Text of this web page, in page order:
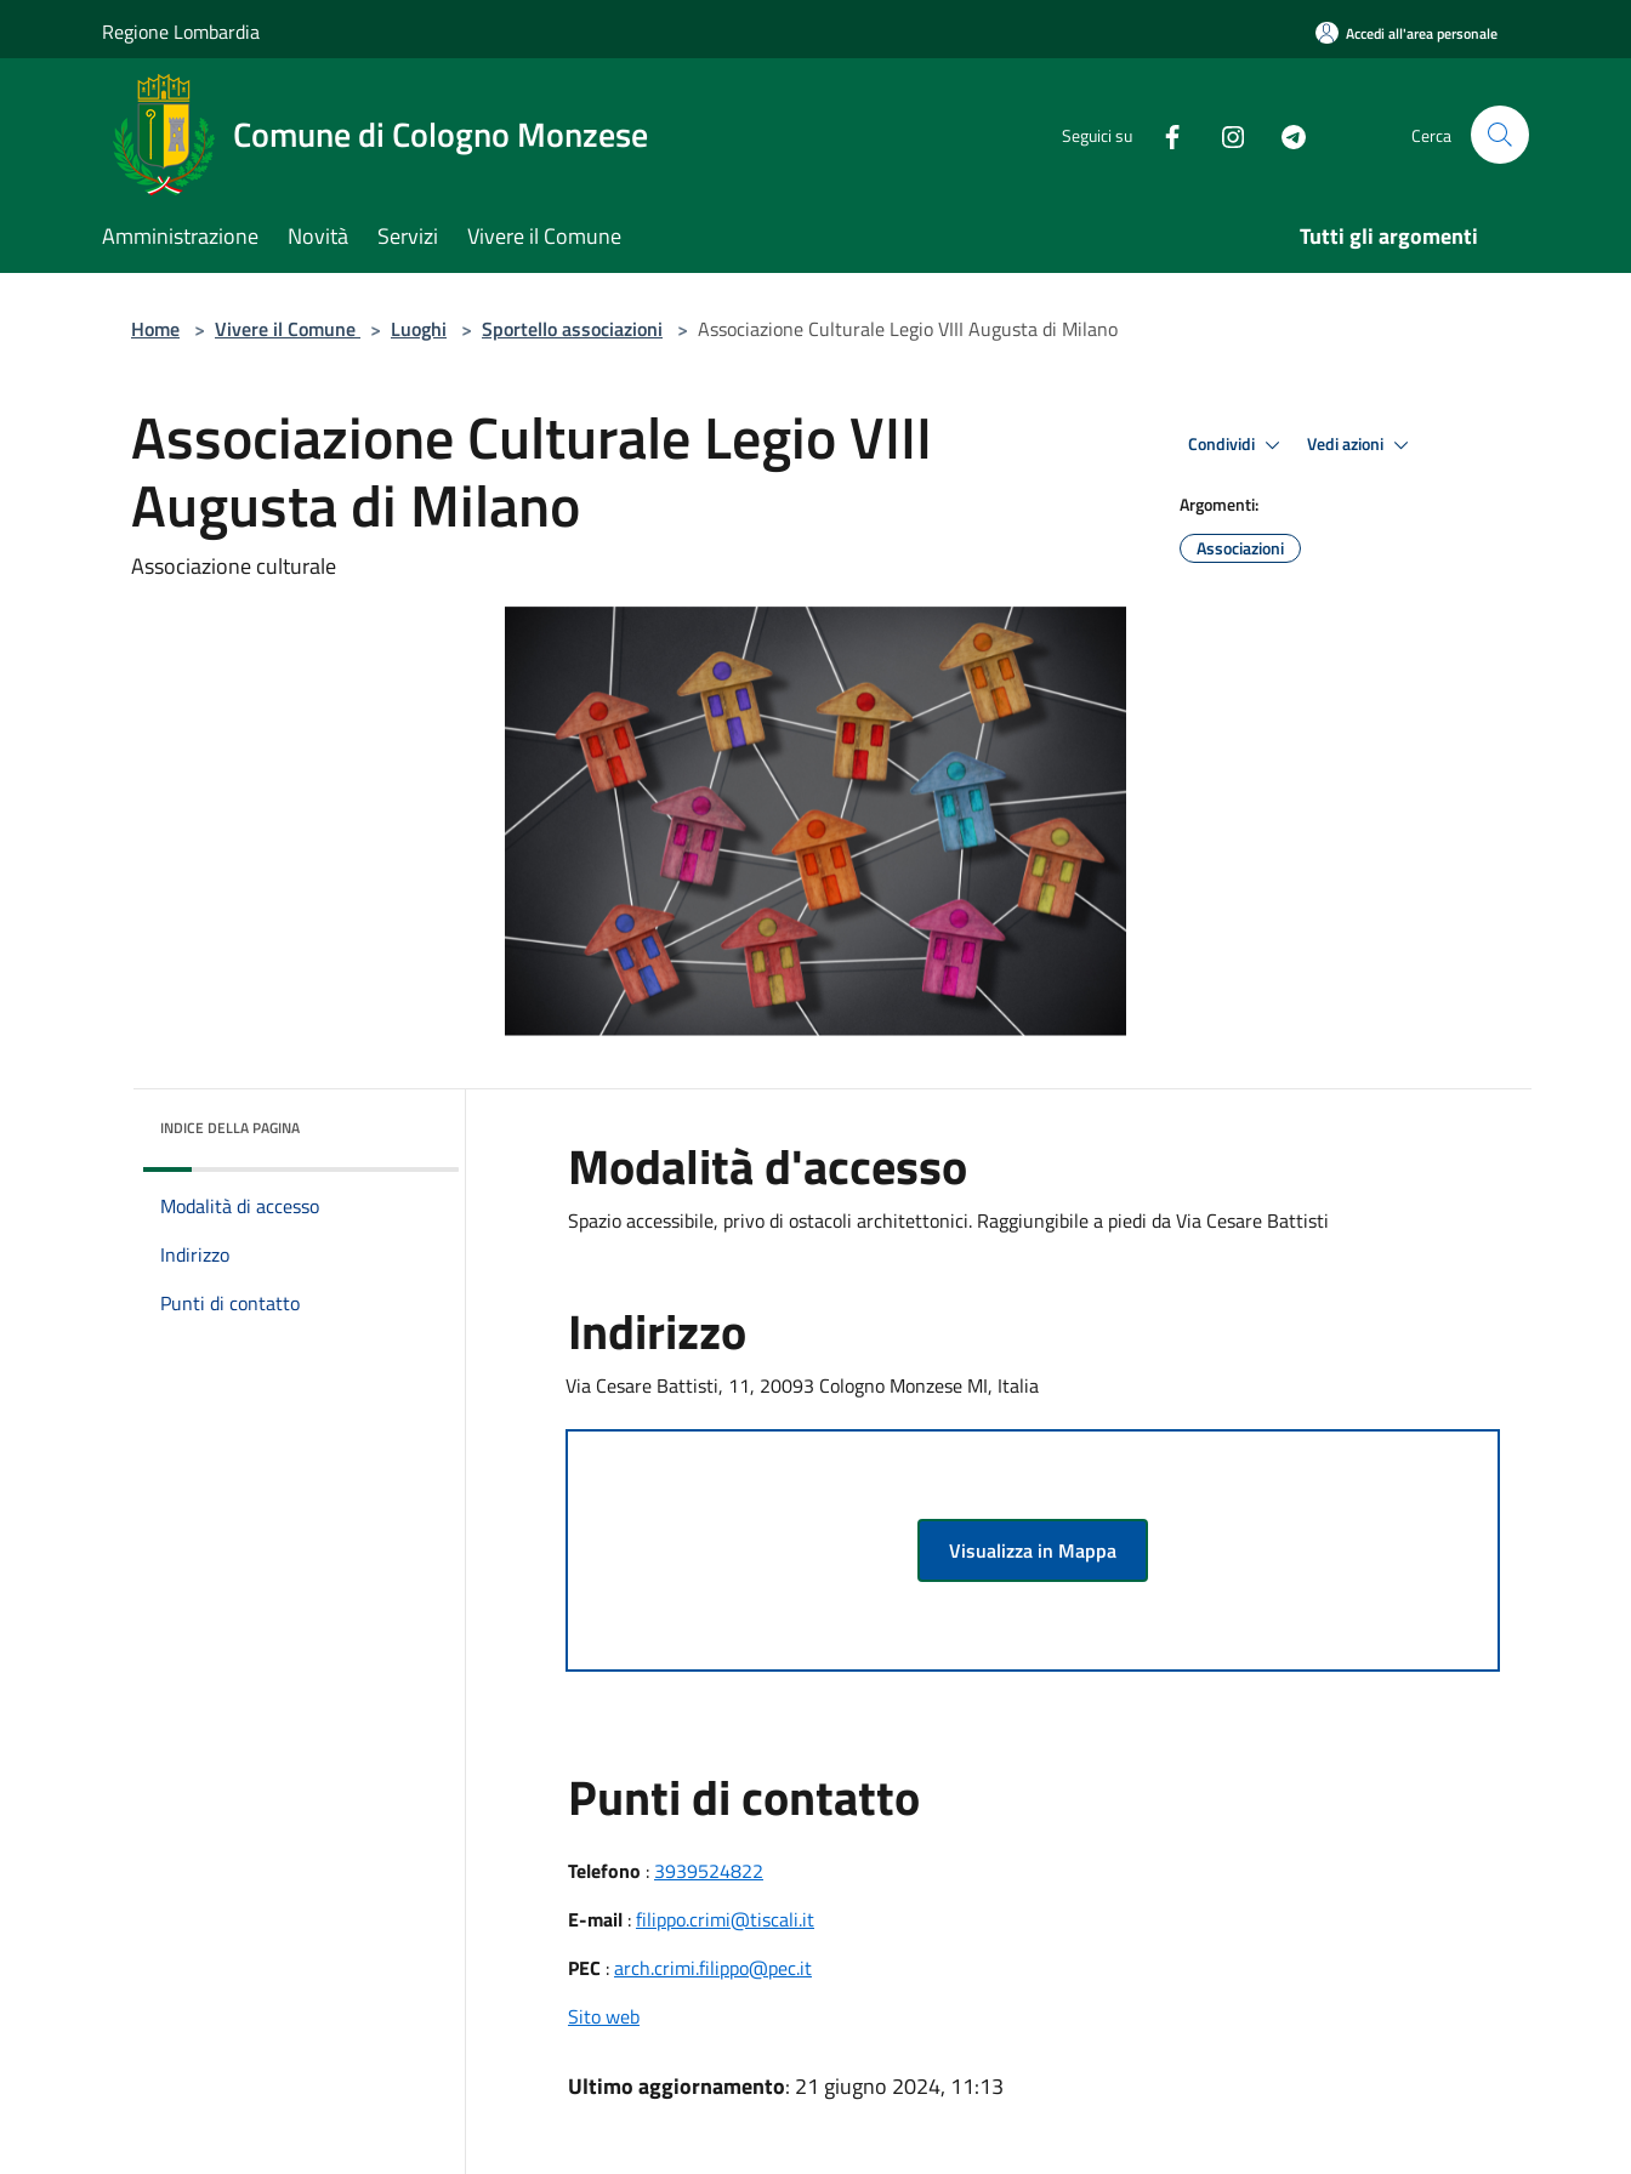
Regione Lombardia Accedi all'area personale
Comune di Cologno Monzese Seguici su Cerca
Amministrazione Novità Servizi Vivere il Comune Tutti gli argomenti
Home > Vivere il Comune > Luoghi > Sportello associazioni > Associazione Culturale Legio VIII Augusta di Milano
Associazione Culturale Legio VIII
Augusta di Milano
Associazione culturale
Condividi Vedi azioni
Argomenti:
Associazioni
INDICE DELLA PAGINA
Modalità di accesso
Indirizzo
Punti di contatto
Modalità d'accesso
Spazio accessibile, privo di ostacoli architettonici. Raggiungibile a piedi da Via Cesare Battisti
Indirizzo
Via Cesare Battisti, 11, 20093 Cologno Monzese MI, Italia
Visualizza in Mappa
Punti di contatto
Telefono : 3939524822
E-mail:filippo.crimi@tiscali.it
PEC :arch.crimi.filippo@pec.it
Sito web
Ultimo aggiornamento: 21 giugno 2024, 11:13